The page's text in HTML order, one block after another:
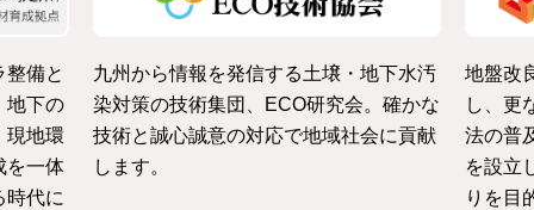
備と
地下の
現地環
を一体
時代に
九州から情報を発信する土壌・地下水汚
染対策の技術集団、ECO研究会。確かな
技術と誠心誠意の対応で地域社会に貢献
します。
地盤改
し、更
法の普
を設立
りを目